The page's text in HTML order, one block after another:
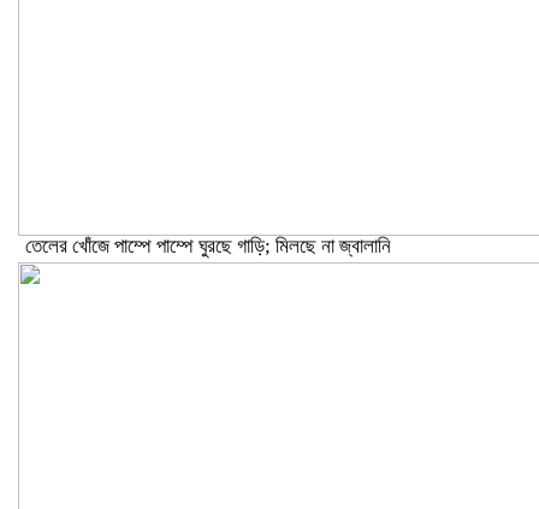
তেলের খোঁজে পাম্পে পাম্পে ঘুরছে গাড়ি; মিলছে না জ্বালানি